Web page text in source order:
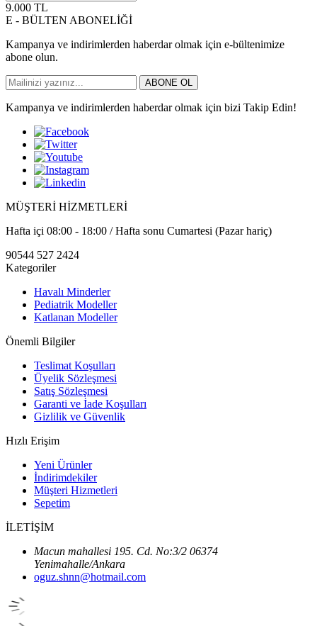
9.000 TL
E - BÜLTEN ABONELİĞİ
Kampanya ve indirimlerden haberdar olmak için e-bültenimize
abone olun.
ABONE OL
Kampanya ve indirimlerden haberdar olmak için bizi Takip Edin!
MÜŞTERİ HİZMETLERİ
Hafta içi 08:00 - 18:00 / Hafta sonu Cumartesi (Pazar hariç)
90544 527 2424
Kategoriler
Havalı Minderler
Pediatrik Modeller
Katlanan Modeller
Önemli Bilgiler
Teslimat Koşulları
Üyelik Sözleşmesi
Satış Sözleşmesi
Garanti ve İade Koşulları
Gizlilik ve Güvenlik
Hızlı Erişim
Yeni Ürünler
İndirimdekiler
Müşteri Hizmetleri
Sepetim
İLETİŞİM
Macun mahallesi 195. Cd. No:3/2 06374
Yenimahalle/Ankara
oguz.shnn@hotmail.com